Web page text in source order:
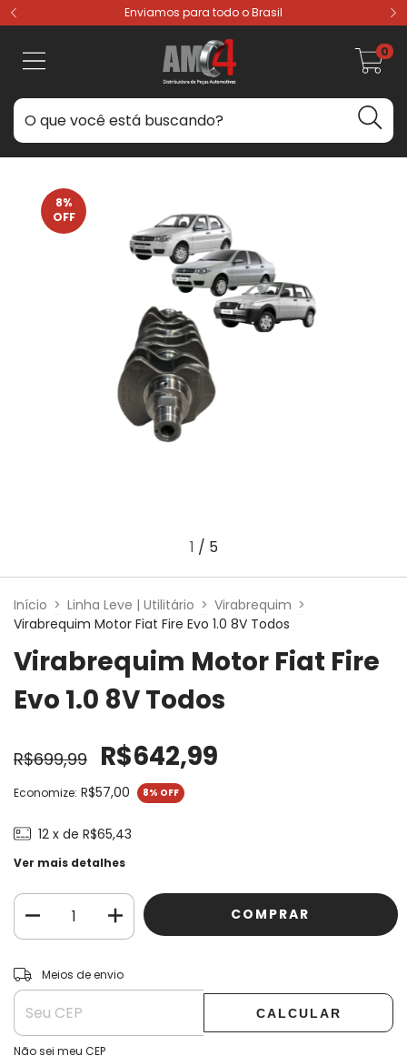
Enviamos para todo o Brasil
0
8%
OFF
1 / 5
Início > Linha Leve | Utilitário > Virabrequim >
Virabrequim Motor Fiat Fire Evo 1.0 8V Todos
Virabrequim Motor Fiat Fire
Evo 1.0 8V Todos
R$699,99 R$642,99
Economize: R$57,00 8% OFF
12 x de R$65,43
Ver mais detalhes
Entregas para o CEP:
Meios de envio
CALCULAR
Não sei meu CEP